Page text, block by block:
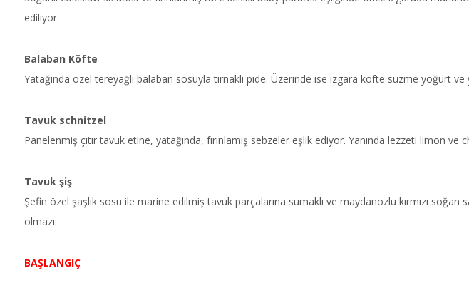
ediliyor.
Balaban Köfte
Yatağında özel tereyağlı balaban sosuyla tırnaklı pide. Üzerinde ise ızgara köfte süzme yoğurt
Tavuk schnitzel
Panelenmiş çıtır tavuk etine, yatağında, fırınlamış sebzeler eşlik ediyor. Yanında lezzeti limon ve
Tavuk şiş
Şefin özel şaşlık sosu ile marine edilmiş tavuk parçalarına sumaklı ve maydanozlu kırmızı
olmazı.
BAŞLANGIÇ